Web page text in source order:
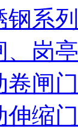
钢系列
、岗亭
卷闸门
伸缩门